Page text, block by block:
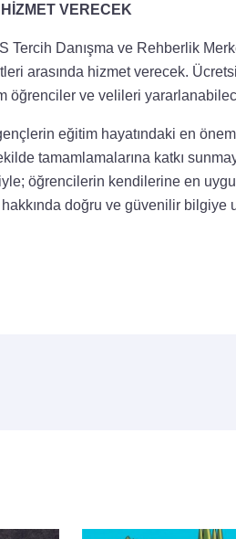
VERECEK
Tercih Danışma ve Rehberlik
arasında hizmet verecek.
öğrenciler ve velileri
eğitim hayatındaki en
tamamlamalarına katkı
öğrencilerin kendilerine en
doğru ve güvenilir bilgiye